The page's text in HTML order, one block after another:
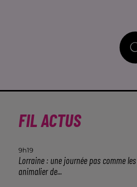
FIL ACTUS
9h19
Lorraine : une journée pas comme
animalier de...